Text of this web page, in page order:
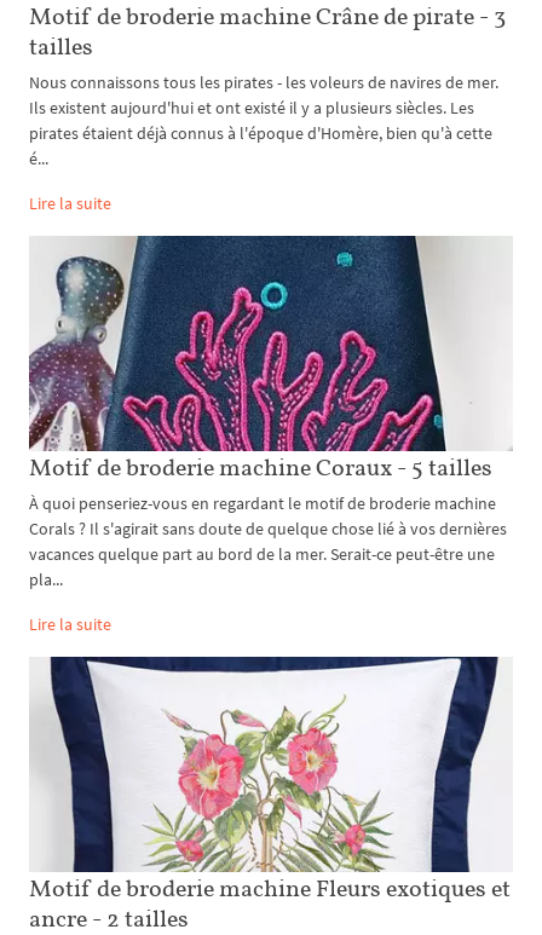
Motif de broderie machine Crâne de pirate - 3
tailles
Nous connaissons tous les pirates - les voleurs de navires de mer.
Ils existent aujourd'hui et ont existé il y a plusieurs siècles. Les
pirates étaient déjà connus à l'époque d'Homère, bien qu'à cette
é...
Lire la suite
Motif de broderie machine Coraux - 5 tailles
À quoi penseriez-vous en regardant le motif de broderie machine
Corals ? Il s'agirait sans doute de quelque chose lié à vos dernières
vacances quelque part au bord de la mer. Serait-ce peut-être une
pla...
Lire la suite
Motif de broderie machine Fleurs exotiques et
ancre - 2 tailles